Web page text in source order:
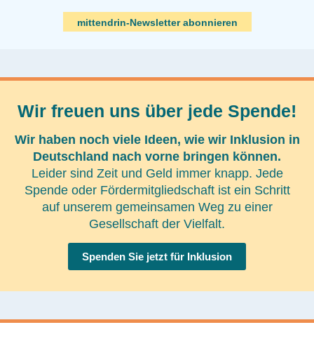
mittendrin-Newsletter abonnieren
Wir freuen uns über jede Spende!
Wir haben noch viele Ideen, wie wir Inklusion in
Deutschland nach vorne bringen können.
Leider sind Zeit und Geld immer knapp. Jede
Spende oder Fördermitgliedschaft ist ein Schritt
auf unserem gemeinsamen Weg zu einer
Gesellschaft der Vielfalt.
Spenden Sie jetzt für Inklusion